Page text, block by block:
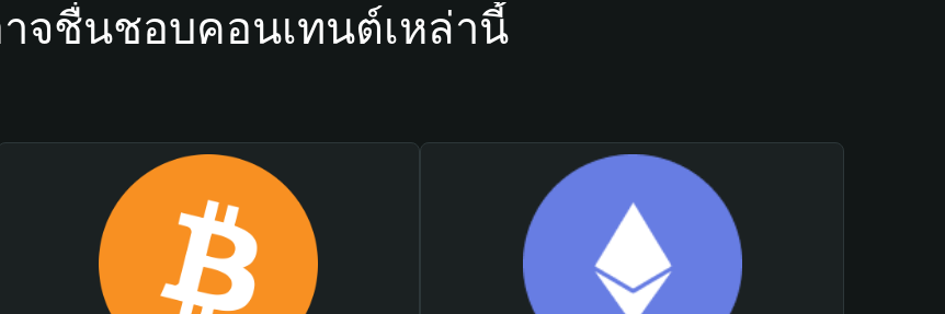
จชื่นชอบคอนเทนต์เหล่านี้